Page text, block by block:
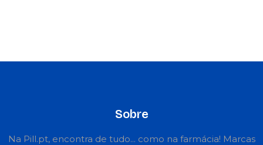
Sobre
Na Pill.pt, encontra de tudo... como na farmácia! Marcas